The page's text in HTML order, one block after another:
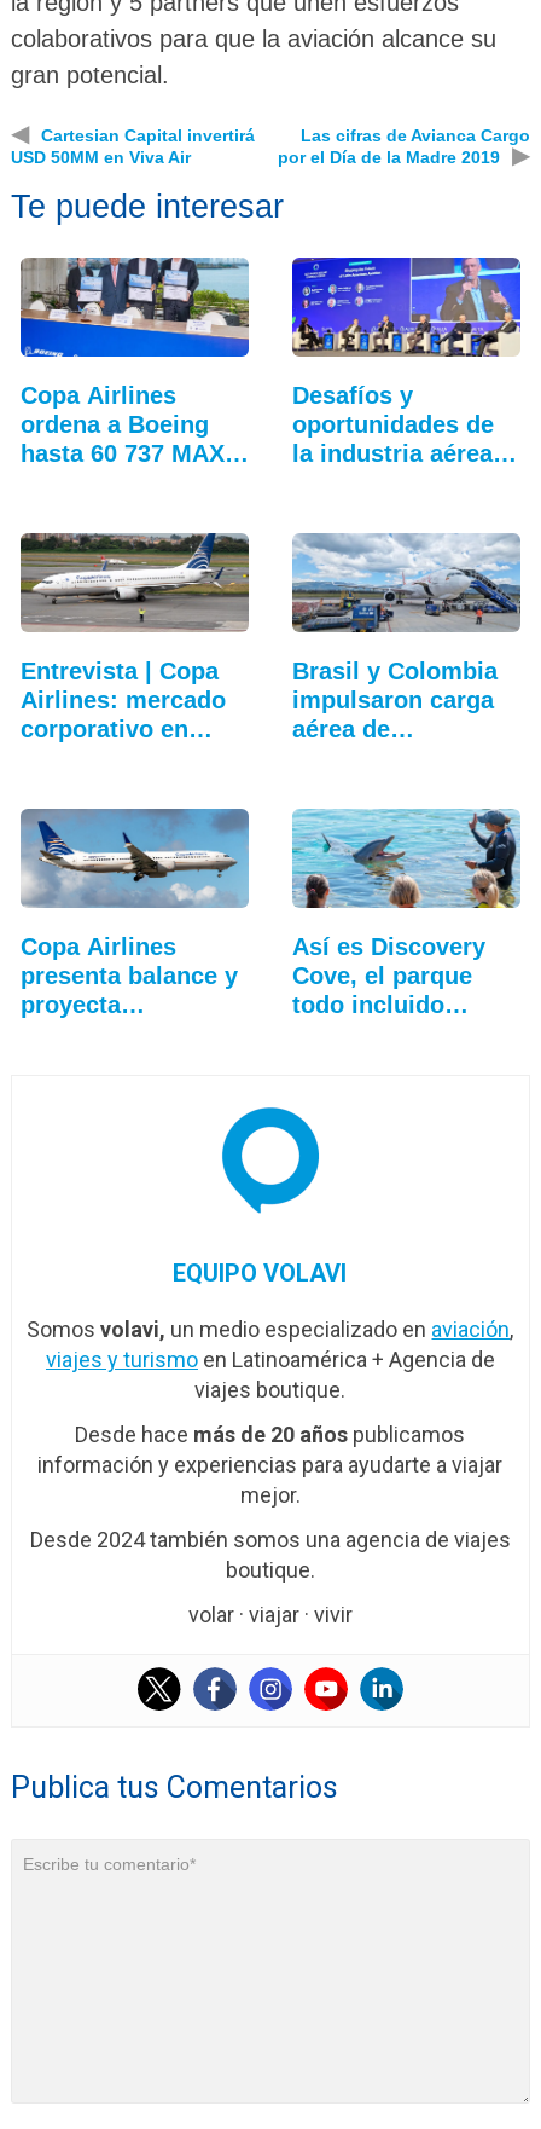
colaborativos para que la aviación alcance su
gran potencial.
◀
Cartesian Capital invertirá
USD 50MM en Viva Air
Las cifras de Avianca Cargo
por el Día de la Madre 2019
▶
Te puede interesar
Copa Airlines
ordena a Boeing
hasta 60 737 MAX
Desafíos y
oportunidades de
la industria aérea
Entrevista | Copa
Airlines: mercado
corporativo en…
Brasil y Colombia
impulsaron carga
aérea de…
Copa Airlines
presenta balance y
proyecta
Así es Discovery
Cove, el parque
todo incluido
EQUIPO VOLAVI
Somosvolavi, un medio especializado en aviación,
viajes y turismoen Latinoamérica + Agencia de
viajes boutique.
Desde hace más de 20 años publicamos
información y experiencias para ayudarte a viajar
mejor.
Desde 2024 también somos una agencia de viajes
boutique.
volar · viajar · vivir
Publica tus Comentarios